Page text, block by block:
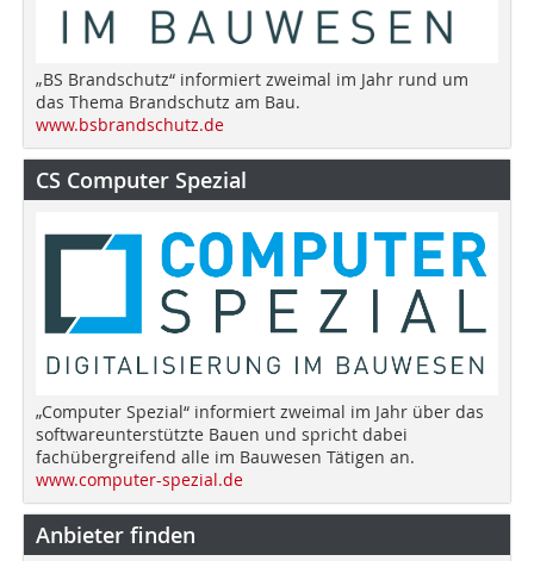
„BS Brandschutz“ informiert zweimal im Jahr rund um
das Thema Brandschutz am Bau.
www.bsbrandschutz.de
CS Computer Spezial
„Computer Spezial“ informiert zweimal im Jahr über das
softwareunterstützte Bauen und spricht dabei
fachübergreifend alle im Bauwesen Tätigen an.
www.computer-spezial.de
Anbieter finden